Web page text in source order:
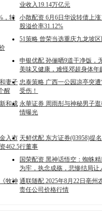
业收入19.14万亿元
，转
小散配资 6月6日华设转债上涨
股溢价率31.12%
51策略 曾荣当选重庆九龙坡
申银优配 孙俪晒9道干净饭，
美味又健康，难怪邓超身体年
妻子
醒
忠泰策略 广西一公园凉亭突
受伤！
和成 永華证券 周雨彤与神秘男子
情曝光
入市
462.5
天鲜优配 东方证券(03958)提
行董事
国荣配资 黑神话悟空：蜘蛛
为牢，执念成殇，悲惨结局让
牧神 通联随配 2025年8月22日亳州
责任公司价格行情